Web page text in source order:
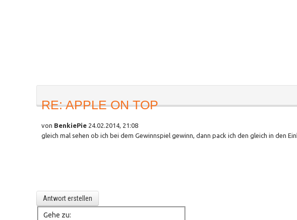
RE: APPLE ON TOP
von BenkiePie 24.02.2014, 21:08
gleich mal sehen ob ich bei dem Gewinnspiel gewinn, dann pack ich den gleich in den
Antwort erstellen
Gehe zu: